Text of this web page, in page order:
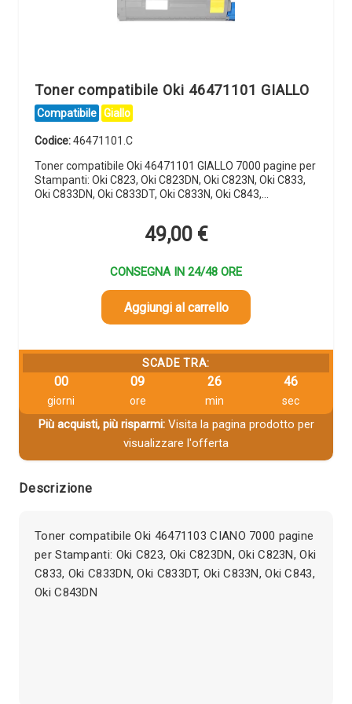
Toner compatibile Oki 46471101 GIALLO
Compatibile Giallo
Codice:46471101.C
Toner compatibile Oki 46471101 GIALLO 7000 pagine per
Stampanti: Oki C823, Oki C823DN, Oki C823N, Oki C833,
Oki C833DN, Oki C833DT, Oki C833N, Oki C843,…
49,00 €
CONSEGNA IN 24/48 ORE
Aggiungi al carrello
SCADE TRA:
00
giorni
09
ore
26
min
46
sec
Più acquisti, più risparmi:Visita la pagina prodotto per
visualizzare l'offerta
Descrizione
Toner compatibile Oki 46471103 CIANO 7000 pagine
per Stampanti: Oki C823, Oki C823DN, Oki C823N, Oki
C833, Oki C833DN, Oki C833DT, Oki C833N, Oki C843,
Oki C843DN